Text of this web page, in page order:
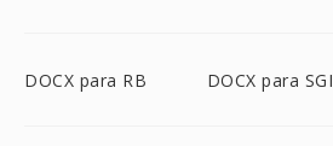
DOCX para RB DOCX para SGI